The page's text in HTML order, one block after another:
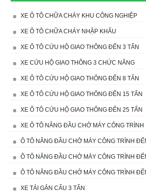
XE Ô TÔ CHỮA CHÁY KHU CÔNG NGHIỆP
XE Ô TÔ CHỮA CHÁY NHẬP KHẨU
XE Ô TÔ CỨU HỘ GIAO THÔNG ĐẾN 3 TẤN
XE CỨU HỘ GIAO THÔNG 3 CHỨC NĂNG
XE Ô TÔ CỨU HỘ GIAO THÔNG ĐẾN 8 TẤN
XE Ô TÔ CỨU HỘ GIAO THÔNG ĐẾN 15 TẤN
XE Ô TÔ CỨU HỘ GIAO THÔNG ĐẾN 25 TẤN
XE Ô TÔ NÂNG ĐẦU CHỞ MÁY CÔNG TRÌNH
Ô TÔ NÂNG ĐẦU CHỞ MÁY CÔNG TRÌNH
Ô TÔ NÂNG ĐẦU CHỞ MÁY CÔNG TRÌNH
Ô TÔ NÂNG ĐẦU CHỞ MÁY CÔNG TRÌNH
XE TẢI GẮN CẨU 3 TẤN